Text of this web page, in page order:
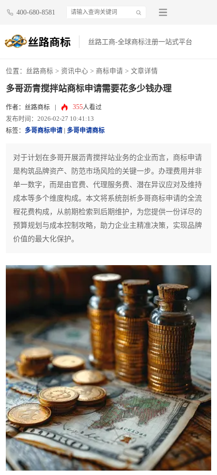
400-680-8581
丝路工商-全球商标注册一站式平台
位置： 丝路商标 > 资讯中心 > 商标申请 > 文章详情
多哥沥青搅拌站商标申请需要花多少钱办理
作者：丝路商标 355人看过
发布时间：2026-02-27 10:41:13
标签： 多哥商标申请 多哥申请商标
对于计划在多哥开展沥青搅拌站业务的企业而言，商标申请
是构筑品牌资产、防范市场风险的关键一步。办理费用并非
单一数字，而是由官费、代理服务费、潜在异议应对及维持
成本等多个维度构成。本文将系统剖析多哥商标申请的全流
程花费构成，从前期检索到后期维护，为您提供一份详尽的
预算规划与成本控制攻略，助力企业主精准决策，实现品牌
价值的最大化保护。